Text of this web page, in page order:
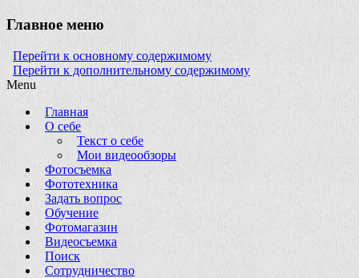
Главное меню
Перейти к основному содержимому
Перейти к дополнительному содержимому
Menu
Главная
О себе
Текст о себе
Мои видеообзоры
Фотосъемка
Фототехника
Задать вопрос
Обучение
Фотомагазин
Видеосъемка
Поиск
Сотрудничество